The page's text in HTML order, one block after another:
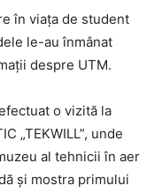
în viața de student
le-au înmânat
despre UTM.
o vizită la
„TEKWILL”, unde
al tehnicii în aer
și mostra primului